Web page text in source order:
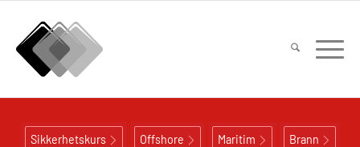
Sikkerhetskurs Offshore Maritim Brann